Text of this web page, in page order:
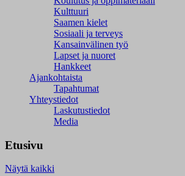
Kulttuuri
Saamen kielet
Sosiaali ja terveys
Kansainvälinen työ
Lapset ja nuoret
Hankkeet
Ajankohtaista
Tapahtumat
Yhteystiedot
Laskutustiedot
Media
Etusivu
Näytä kaikki